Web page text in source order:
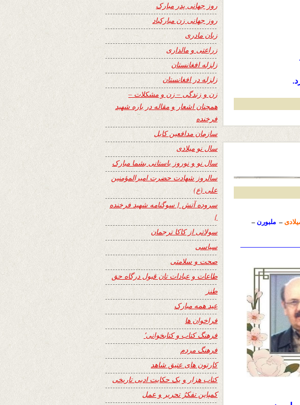
– ملبورن –
روز جهانی پدر مبارک
روز جهانی زن مبارکباد
زبان مادری
زراعتی و مالداری
زلزله افغانستان
زلزله در افغانستان
زن و زندگی – زن و مشکلات –
همچنان اشعار و مقاله در باره شهید
فرخنده
سازمان مدافعین کابل
سال نو میلادی
سال نو و نوروز باستانی بشما مبارک
سالروز شهادت حضرت امیرالمؤمنین
علی (ع)
سروده آتش { سوگنامه شهید فرخنده
}
سولاتی از کاکا ترجمان
سیاسی
صحت و سلامتی
طاعات و عبادات تان قبول درگاه حق
طنز
عید همه مبارک
فراخوان ها
فرهنگ کتاب و کتابخوانی٬
فرهنگ مردم
کارتون های عتیق شاهد
کتاب هزار و یک حکایت ادبی تاریخی
کمپاین تفکرُ تحریر و عمل